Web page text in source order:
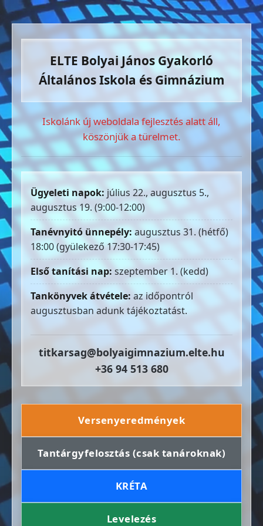
ELTE Bolyai János Gyakorló
Általános Iskola és Gimnázium
Iskolánk új weboldala fejlesztés alatt áll,
köszönjük a türelmet.
Ügyeleti napok: július 22., augusztus 5.,
augusztus 19. (9:00-12:00)
Tanévnyitó ünnepély: augusztus 31. (hétfő)
18:00 (gyülekező 17:30-17:45)
Első tanítási nap: szeptember 1. (kedd)
Tankönyvek átvétele: az időpontról
augusztusban adunk tájékoztatást.
titkarsag@bolyaigimnazium.elte.hu
+36 94 513 680
Versenyeredmények
Tantárgyfelosztás (csak tanároknak)
KRÉTA
Levelezés